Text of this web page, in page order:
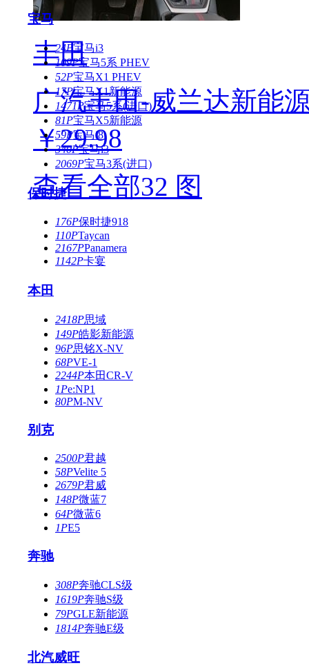
宝马
24P宝马i3
109P宝马5系 PHEV
52P宝马X1 PHEV
17P宝马X1新能源
1471P宝马5系(进口)
81P宝马X5新能源
59P宝马i8
340P宝马i3
2069P宝马3系(进口)
保时捷
176P保时捷918
110PTaycan
2167PPanamera
1142P卡宴
本田
2418P思域
149P皓影新能源
96P思铭X-NV
68PVE-1
2244P本田CR-V
1Pe:NP1
80PM-NV
别克
2500P君越
58PVelite 5
2679P君威
148P微蓝7
64P微蓝6
1PE5
奔驰
308P奔驰CLS级
1619P奔驰S级
79PGLE新能源
1814P奔驰E级
北汽威旺
丰田
广汽丰田-威兰达新能
￥29.98
查看全部32 图